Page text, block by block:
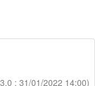
: 31/01/2022 14:00)